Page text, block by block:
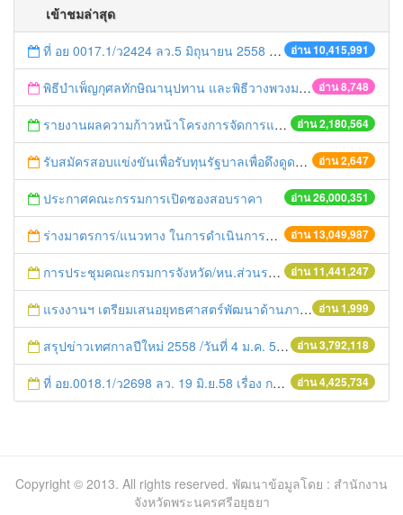
เข้าชมล่าสุด
อ่าน 10,415,991
ที่ อย 0017.1/ว2424 ลว.5 มิถุนายน 2558 เรื่อง แจ้งกำหนดตรวจประเมินและให้คะแนนหน่วยงานที่สมัครเข้าร่วมโครงการพัฒนาหน่วยงานต้นแบบในการจัดตั้งศูนย์ข้อมูลข่าวสารของราชการฯ ประจำปีงบประมาณ พ.ศ. 2558
อ่าน 8,748
พิธีบำเพ็ญกุศลทักษิณานุปทาน และพิธีวางพวงมาลา รัชกาลที่ 8 ณ อนุสาวรีย์รัชกาลที่ 8 บริเวณสนามหน้าโรงเรียนอยุธยาวิทยาลัย
อ่าน 2,180,564
รายงานผลความก้าวหน้าโครงการจัดการแก้ไขปัญหาขยะ สัปดาห์ที่ 9/2558
อ่าน 2,647
รับสมัครสอบแข่งขันเพื่อรับทุนรัฐบาลเพื่อดึงดูดผู้มีศักยภาพสูงกำลังศึกษาในสถาบันในประเทศ ประจำปี 2556
อ่าน 26,000,351
ประกาศคณะกรรมการเปิดซองสอบราคา
อ่าน 13,049,987
ร่างมาตรการ/แนวทาง ในการดำเนินการประกอบการตรวจราชการแบบบูรณาการ
อ่าน 11,441,247
การประชุมคณะกรมการจังหวัด/หน.ส่วนราชการประจำเดือน มิถุนายน 2558
อ่าน 1,999
แรงงานฯ เตรียมเสนอยุทธศาสตร์พัฒนาด้านภาษาและวัฒนธรรมรองรับ AC
อ่าน 3,792,118
สรุปข่าวเทศกาลปีใหม่ 2558 /วันที่ 4 ม.ค. 58
อ่าน 4,425,734
ที่ อย.0018.1/ว2698 ลว. 19 มิ.ย.58 เรื่อง การแก้ไขปัญหาหนี้สินให้แก่เกษตรกร
Copyright © 2013. All rights reserved. พัฒนาข้อมูลโดย : สำนักงาน
จังหวัดพระนครศรีอยุธยา